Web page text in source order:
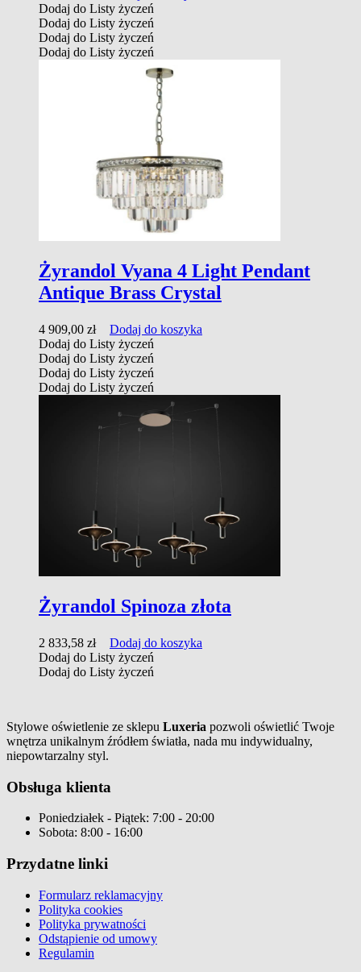
Dodaj do Listy życzeń
Dodaj do Listy życzeń
Dodaj do Listy życzeń
Dodaj do Listy życzeń
Żyrandol Vyana 4 Light Pendant
Antique Brass Crystal
4 909,00 zł
Dodaj do koszyka
Dodaj do Listy życzeń
Dodaj do Listy życzeń
Dodaj do Listy życzeń
Dodaj do Listy życzeń
Żyrandol Spinoza złota
2 833,58 zł
Dodaj do koszyka
Dodaj do Listy życzeń
Dodaj do Listy życzeń
Stylowe oświetlenie ze sklepu Luxeria pozwoli oświetlić Twoje
wnętrza unikalnym źródłem światła, nada mu indywidualny,
niepowtarzalny styl.
Obsługa klienta
Poniedziałek - Piątek: 7:00 - 20:00
Sobota: 8:00 - 16:00
Przydatne linki
Formularz reklamacyjny
Polityka cookies
Polityka prywatności
Odstąpienie od umowy
Regulamin